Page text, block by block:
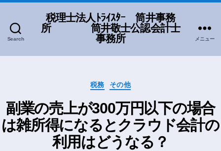
Search
税理士法人ﾄﾗｲｽﾀｰ 筒井事務
所 筒井敬士公認会計士
事務所
メニュー
カ
テ
ゴ
リ
ー
税務 その他
副業の売上が300万円以下の場合
は雑所得になるとクラウド会計の
利用はどうなる？